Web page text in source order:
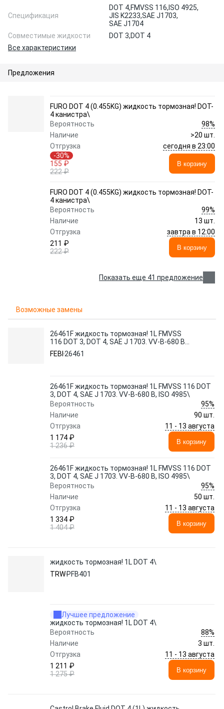
Спецификация
DOT 4,FMVSS 116, ISO 4925,
JIS K2233,SAE J1703,
SAE J1704
Совместимые жидкости
DOT 3,DOT 4
Все характеристики
Предложения
FURO DOT 4 (0.455KG) жидкость тормозная! DOT-
4 канистра\
Вероятность
98%
Наличие
>20 шт.
Отгрузка
сегодня в 23:00
-30%
155 ₽
222 ₽
В корзину
FURO DOT 4 (0.455KG) жидкость тормозная! DOT-
4 канистра\
Вероятность
99%
Наличие
13 шт.
Отгрузка
завтра в 12:00
211 ₽
222 ₽
В корзину
Показать еще 41 предложение
Возможные замены
26461F жидкость тормозная! 1L FMVSS
116 DOT 3, DOT 4, SAE J 1703. VV-B-680 B,
ISO 4985\
FEBI 26461
26461F жидкость тормозная! 1L FMVSS 116 DOT
3, DOT 4, SAE J 1703. VV-B-680 B, ISO 4985\
Вероятность
95%
Наличие
90 шт.
Отгрузка
11 - 13 августа
1 174 ₽
1 236 ₽
В корзину
26461F жидкость тормозная! 1L FMVSS 116 DOT
3, DOT 4, SAE J 1703. VV-B-680 B, ISO 4985\
Вероятность
95%
Наличие
50 шт.
Отгрузка
11 - 13 августа
1 334 ₽
1 404 ₽
В корзину
жидкость тормозная! 1L DOT 4\
TRW PFB401
Лучшее предложение
жидкость тормозная! 1L DOT 4\
Вероятность
88%
Наличие
3 шт.
Отгрузка
11 - 13 августа
1 211 ₽
1 275 ₽
В корзину